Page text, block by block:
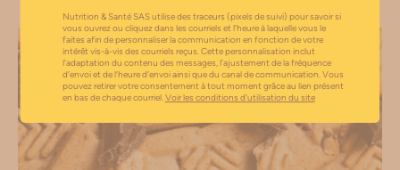
lien présent en bas de chaque courriel. Voir les conditions d'utilisation du site
Nutrition & Santé SAS utilise des traceurs (pixels de suivi) pour savoir si
vous ouvrez ou cliquez dans les courriels et l’heure à laquelle vous le
faites afin de personnaliser la communication en fonction de votre
intérêt vis-à-vis des courriels reçus. Cette personnalisation inclut
l’adaptation du contenu des messages, l’ajustement de la fréquence
d’envoi et de l’heure d’envoi ainsi que du canal de communication. Vous
pouvez retirer votre consentement à tout moment grâce au lien présent
en bas de chaque courriel.Voir les conditions d’utilisation du site